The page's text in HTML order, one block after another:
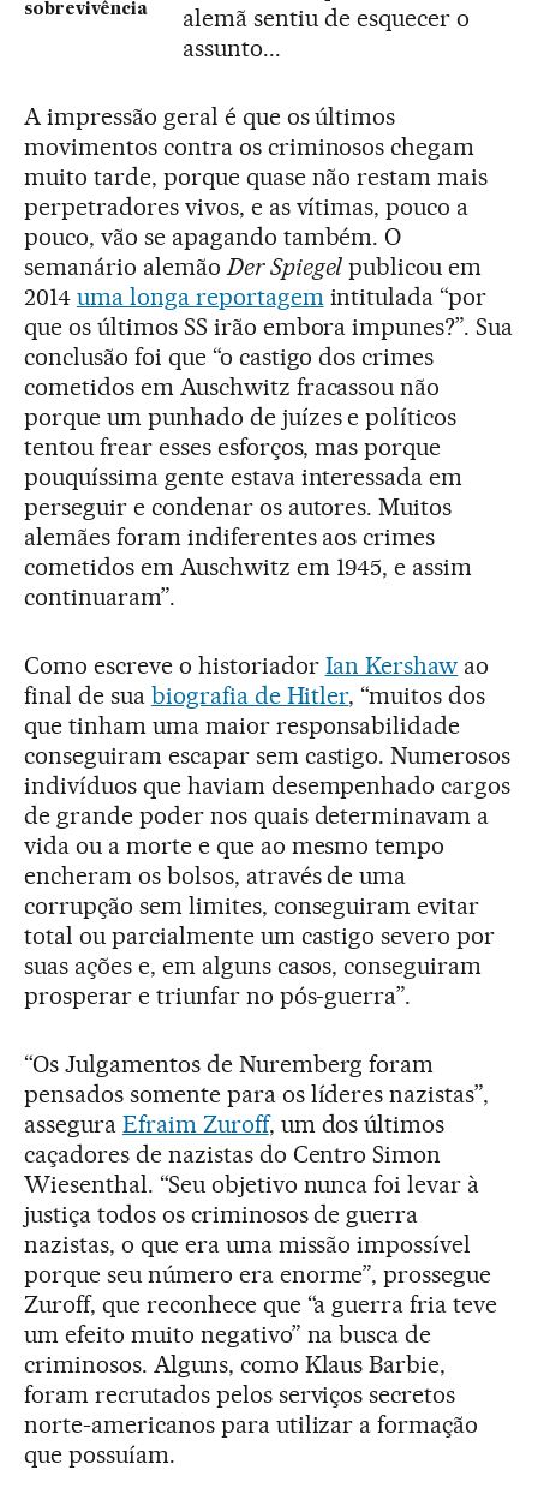
sobrevivência
alemã sentiu de esquecer o
assunto...
A impressão geral é que os últimos
movimentos contra os criminosos chegam
muito tarde, porque quase não restam mais
perpetradores vivos, e as vítimas, pouco a
pouco, vão se apagando também. O
semanário alemão Der Spiegel publicou em
2014 uma longa reportagem intitulada “por
que os últimos SS irão embora impunes?”. Sua
conclusão foi que “o castigo dos crimes
cometidos em Auschwitz fracassou não
porque um punhado de juízes e políticos
tentou frear esses esforços, mas porque
pouquíssima gente estava interessada em
perseguir e condenar os autores. Muitos
alemães foram indiferentes aos crimes
cometidos em Auschwitz em 1945, e assim
continuaram”.
Como escreve o historiador Ian Kershaw ao
final de sua biografia de Hitler, “muitos dos
que tinham uma maior responsabilidade
conseguiram escapar sem castigo. Numerosos
indivíduos que haviam desempenhado cargos
de grande poder nos quais determinavam a
vida ou a morte e que ao mesmo tempo
encheram os bolsos, através de uma
corrupção sem limites, conseguiram evitar
total ou parcialmente um castigo severo por
suas ações e, em alguns casos, conseguiram
prosperar e triunfar no pós-guerra”.
“Os Julgamentos de Nuremberg foram
pensados somente para os líderes nazistas”,
assegura Efraim Zuroff, um dos últimos
caçadores de nazistas do Centro Simon
Wiesenthal. “Seu objetivo nunca foi levar à
justiça todos os criminosos de guerra
nazistas, o que era uma missão impossível
porque seu número era enorme”, prossegue
Zuroff, que reconhece que “a guerra fria teve
um efeito muito negativo” na busca de
criminosos. Alguns, como Klaus Barbie,
foram recrutados pelos serviços secretos
norte-americanos para utilizar a formação
que possuíam.